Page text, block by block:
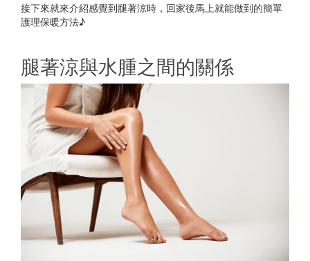
接下來就來介紹感覺到腿著涼時，回家後馬上就能做到的簡單
護理保暖方法♪
腿著涼與水腫之間的關係